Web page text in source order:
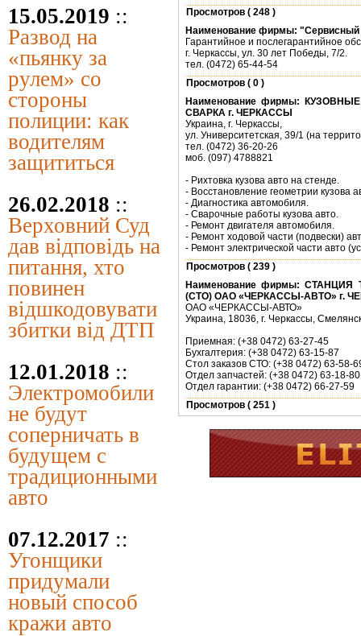
15.05.2019 ::
Развод на
«пьянку за
рулем» со
стороны
полиции: как
водителям
защититься
26.02.2018 ::
Верховний Суд
дав відповідь на
питання, хто
повинен
відшкодовувати
збитки від ДТП
12.01.2018 ::
Электромобили
не будут
соперничать в
будущем с
традиционными
авто
07.12.2017 ::
Угонщики
придумали
новый способ
кражи авто
Просмотров ( 248 )
Наименование фирмы: "Сервисный
Гарантийное и послегарантийное
г. Черкассы, ул. 30 лет Победы, 7/2.
тел. (0472) 65-44-54
Просмотров ( 0 )
Наименование фирмы:
СВАРКА г. ЧЕРКАССЫ
Украина, г. Черкассы,
ул. Университетская, 39/1 (на
тел. (0472) 36-20-26
моб. (097) 4788821
- Рихтовка кузова авто на стенде.
- Восстановление геометрии кузова
- Диагностика автомобиля.
- Сварочные работы кузова авто.
- Ремонт двигателя автомобиля.
- Ремонт ходовой части (подвески)
- Ремонт электрической части авто
Просмотров ( 239 )
Наименование фирмы:СТАНЦИЯ
(СТО) ОАО «ЧЕРКАССЫ-АВТО» г.
ОАО «ЧЕРКАССЫ-АВТО»
Украина, 18036, г. Черкассы,
Приемная: (+38 0472) 63-27-45
Бухгалтерия: (+38 0472) 63-15-87
Стол заказов СТО: (+38 0472) 63-58-
Отдел запчастей: (+38 0472) 63-18-80
Отдел гарантии: (+38 0472) 66-27-59
Просмотров ( 251 )